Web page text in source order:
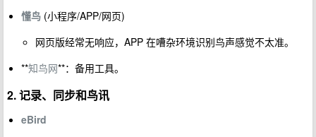
懂鸟 (小程序/APP/网页)
网页版经常无响应，APP 在嘈杂环境识别鸟声感觉不太准。
**知鸟网**：备用工具。
2. 记录、同步和鸟讯
eBird